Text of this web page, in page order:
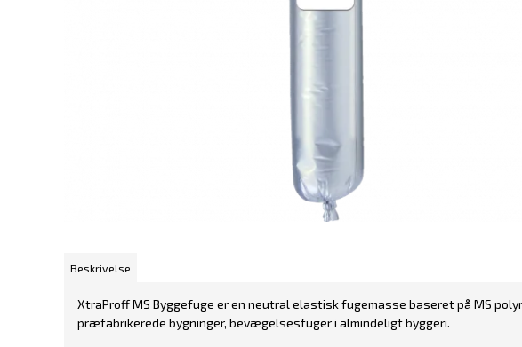
Beskrivelse
XtraProff MS Byggefuge er en neutral elastisk fugemasse baseret på MS
præfabrikerede bygninger, bevægelsesfuger i almindeligt byggeri.